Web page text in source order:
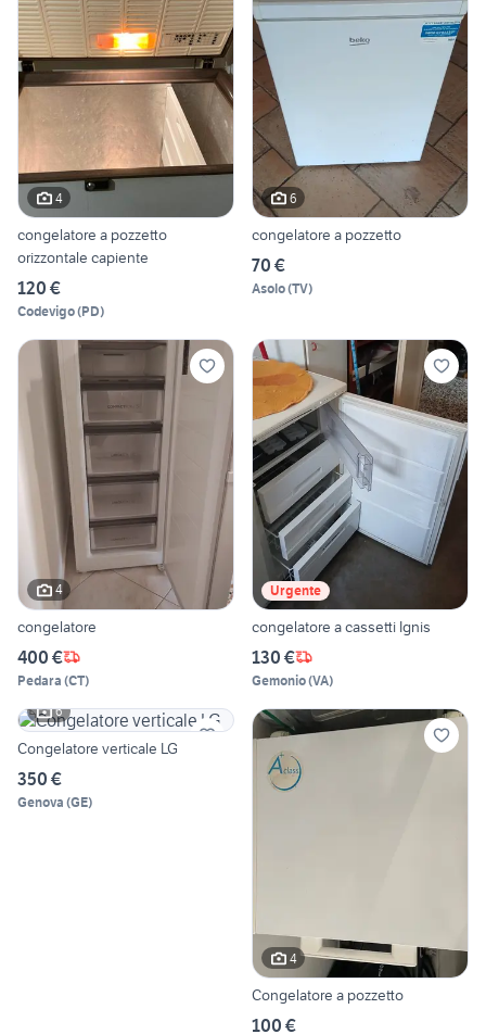
4
congelatore a pozzetto
orizzontale capiente
120 €
Codevigo(PD)
6
congelatore a pozzetto
70 €
Asolo(TV)
4
congelatore
400 €
Pedara (CT)
Urgente
congelatore a cassetti Ignis
130 €
Gemonio(VA)
6
Congelatore verticale LG
350 €
Genova (GE)
4
Congelatore a pozzetto
100 €